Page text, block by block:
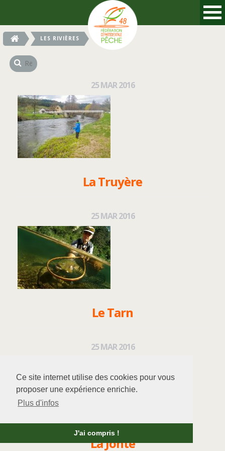
Ce site internet utilise des cookies pour vous
proposer une expérience enrichie.
Plus d'infos
J'ai compris !
LES RIVIÈRES
25 MAR 2016
La Truyère
25 MAR 2016
Le Tarn
25 MAR 2016
La Jonte